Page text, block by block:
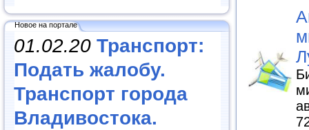
Новое на портале
01.02.20 Транспорт:
Подать жалобу.
Транспорт города
Владивостока.